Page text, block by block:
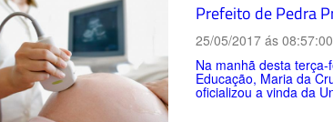
Prefeito de Pedra
25/05/2017 ás 08:57:00
Na manhã desta
Educação, Maria da
oficializou a vinda da